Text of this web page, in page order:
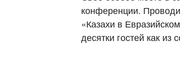
конференции.
«Казахи в
десятки гостей как из